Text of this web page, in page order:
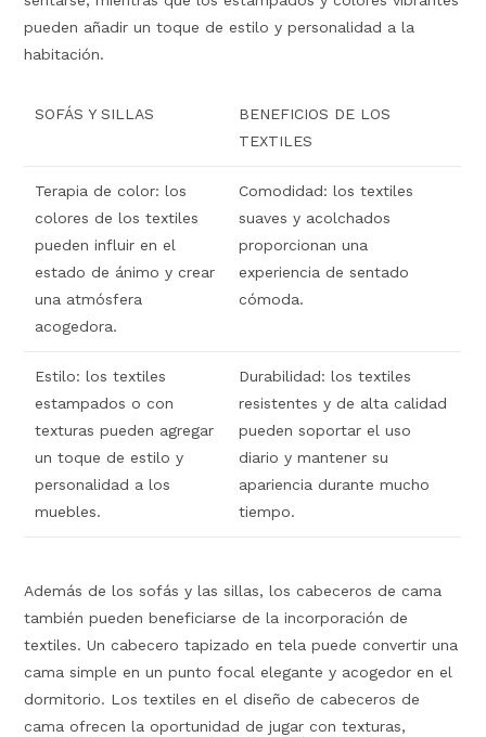
pueden añadir un toque de estilo y personalidad a la
habitación.
SOFÁS Y SILLAS
BENEFICIOS DE LOS
TEXTILES
Terapia de color: los
colores de los textiles
pueden influir en el
estado de ánimo y crear
una atmósfera
acogedora.
Comodidad: los textiles
suaves y acolchados
proporcionan una
experiencia de sentado
cómoda.
Estilo: los textiles
estampados o con
texturas pueden agregar
un toque de estilo y
personalidad a los
muebles.
Durabilidad: los textiles
resistentes y de alta calidad
pueden soportar el uso
diario y mantener su
apariencia durante mucho
tiempo.
Además de los sofás y las sillas, los cabeceros de cama
también pueden beneficiarse de la incorporación de
textiles. Un cabecero tapizado en tela puede convertir una
cama simple en un punto focal elegante y acogedor en el
dormitorio. Los textiles en el diseño de cabeceros de
cama ofrecen la oportunidad de jugar con texturas,